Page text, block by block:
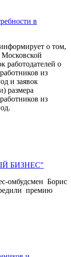
в
о том,
работодателей о
из
и заявок
размера
из
БИЗНЕС"
омбудсмен Борис
премию